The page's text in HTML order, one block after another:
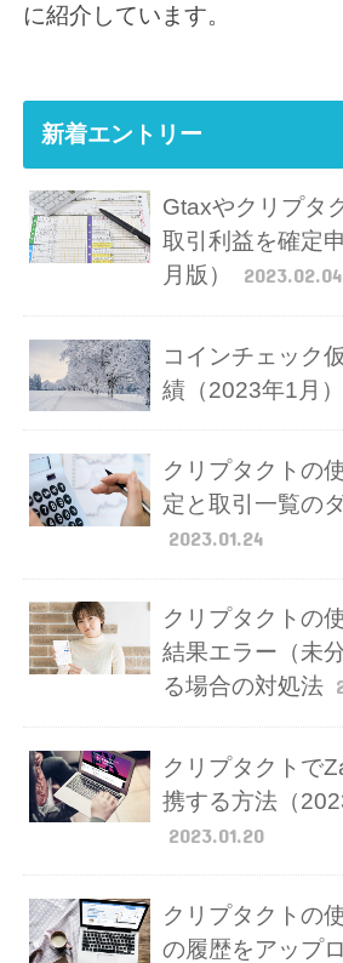
に紹介しています。
新着エントリー
Gtaxやクリプタ
取引利益を確定
月版）
2023.02.04
コインチェック
績（2023年1月）
クリプタクトの
定と取引一覧の
2023.01.24
クリプタクトの
結果エラー（未
る場合の対処法
クリプタクトで
携する方法（
2023.01.20
クリプタクトの
の履歴をアップ